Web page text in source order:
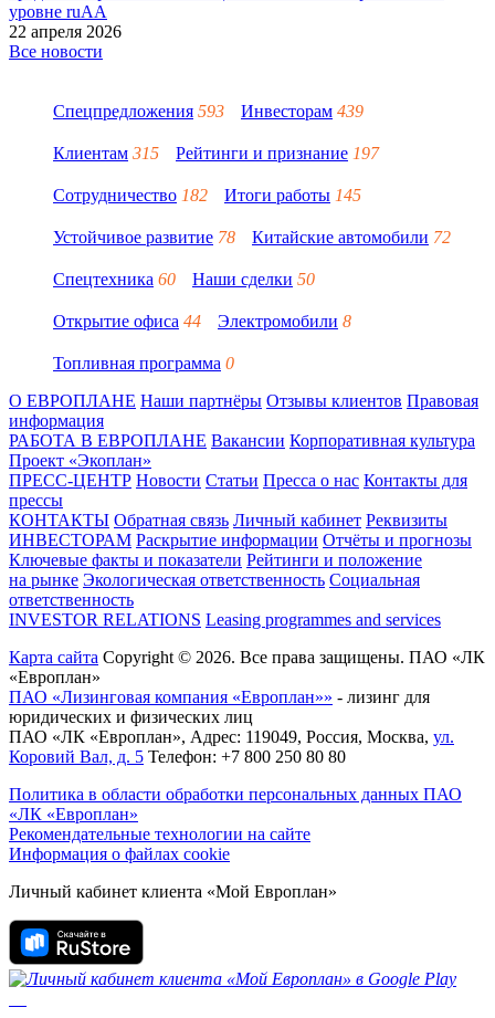
уровне ruАA
22 апреля 2026
Все новости
Спецпредложения 593 Инвесторам 439
Клиентам 315 Рейтинги и признание 197
Сотрудничество 182 Итоги работы 145
Устойчивое развитие 78 Китайские автомобили 72
Спецтехника 60 Наши сделки 50
Открытие офиса 44 Электромобили 8
Топливная программа 0
О ЕВРОПЛАНЕ Наши партнёры Отзывы клиентов Правовая
информация
РАБОТА В ЕВРОПЛАНЕ Вакансии Корпоративная культура
Проект «Экоплан»
ПРЕСС-ЦЕНТР Новости Статьи Пресса о нас Контакты для
прессы
КОНТАКТЫ Обратная связь Личный кабинет Реквизиты
ИНВЕСТОРАМ Раскрытие информации Отчёты и прогнозы
Ключевые факты и показатели Рейтинги и положение
на рынке Экологическая ответственность Социальная
ответственность
INVESTOR RELATIONS Leasing programmes and services
Карта сайта Copyright © 2026. Все права защищены. ПАО «ЛК
«Европлан»
ПАО «Лизинговая компания «Европлан»» - лизинг для
юридических и физических лиц
ПАО «ЛК «Европлан», Адрес: 119049, Россия, Москва, ул.
Коровий Вал, д. 5 Телефон: +7 800 250 80 80
Политика в области обработки персональных данных ПАО
«ЛК «Европлан»
Рекомендательные технологии на сайте
Информация о файлах cookie
Личный кабинет клиента «Мой Европлан»